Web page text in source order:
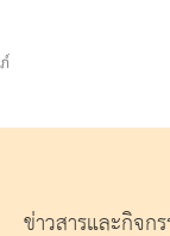
ข่าวสารและกิจก